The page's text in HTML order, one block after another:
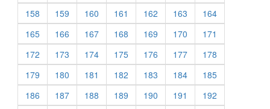
158
159 160 161 162 163
164
165
166 167 168 169 170
171
172
173 174 175 176 177
178
179
180 181 182 183 184
185
186
187 188 189 190 191
192